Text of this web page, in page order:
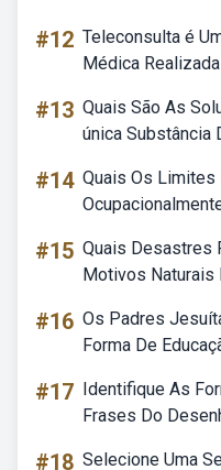
#12 Teleconsulta é
Médica
#13 Quais São As
única Substância
#14 Quais Os
#15 Quais Desastres
Motivos Naturais
#16 Os Padres
Forma De
#17 Identifique As
Frases Do
#18 Selecione Uma